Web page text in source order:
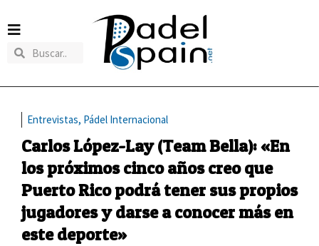
Entrevistas, Pádel Internacional
Carlos López-Lay (Team Bella): «En
los próximos cinco años creo que
Puerto Rico podrá tener sus propios
jugadores y darse a conocer más en
este deporte»